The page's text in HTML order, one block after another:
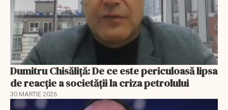
Dumitru Chisăliță: De ce este periculoasă lipsa
de reacție a societății la criza petrolului
30 MARTIE 2026